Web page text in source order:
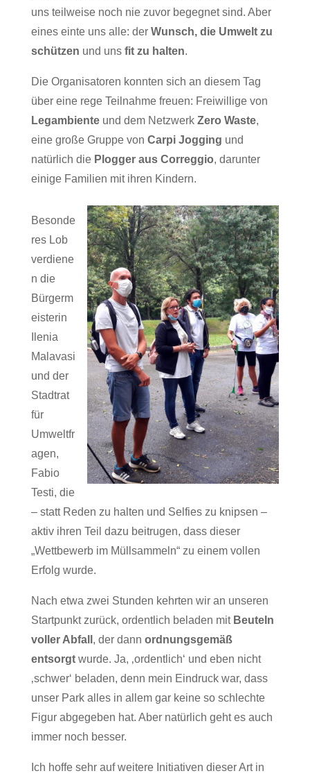
uns teilweise noch nie zuvor begegnet sind. Aber
eines einte uns alle: der Wunsch, die Umwelt zu
schützen und uns fit zu halten.
Die Organisatoren konnten sich an diesem Tag
über eine rege Teilnahme freuen: Freiwillige von
Legambienteund dem Netzwerk Zero Waste,
eine große Gruppe von Carpi Jogging und
natürlich die Plogger aus Correggio, darunter
einige Familien mit ihren Kindern.
Besonde
res Lob
verdiene
n die
Bürgerm
eisterin
Ilenia
Malavasi
und der
Stadtrat
für
Umweltfr
agen,
Fabio
Testi, die
– statt Reden zu halten und Selfies zu knipsen –
aktiv ihren Teil dazu beitrugen, dass dieser
„Wettbewerb im Müllsammeln“ zu einem vollen
Erfolg wurde.
Nach etwa zwei Stunden kehrten wir an unseren
Startpunkt zurück, ordentlich beladen mit Beuteln
voller Abfall , der dann ordnungsgemäß
entsorgtwurde. Ja, ‚ordentlich‘ und eben nicht
‚schwer‘ beladen, denn mein Eindruck war, dass
unser Park alles in allem gar keine so schlechte
Figur abgegeben hat. Aber natürlich geht es auch
immer noch besser.
Ich hoffe sehr auf weitere Initiativen dieser Art in